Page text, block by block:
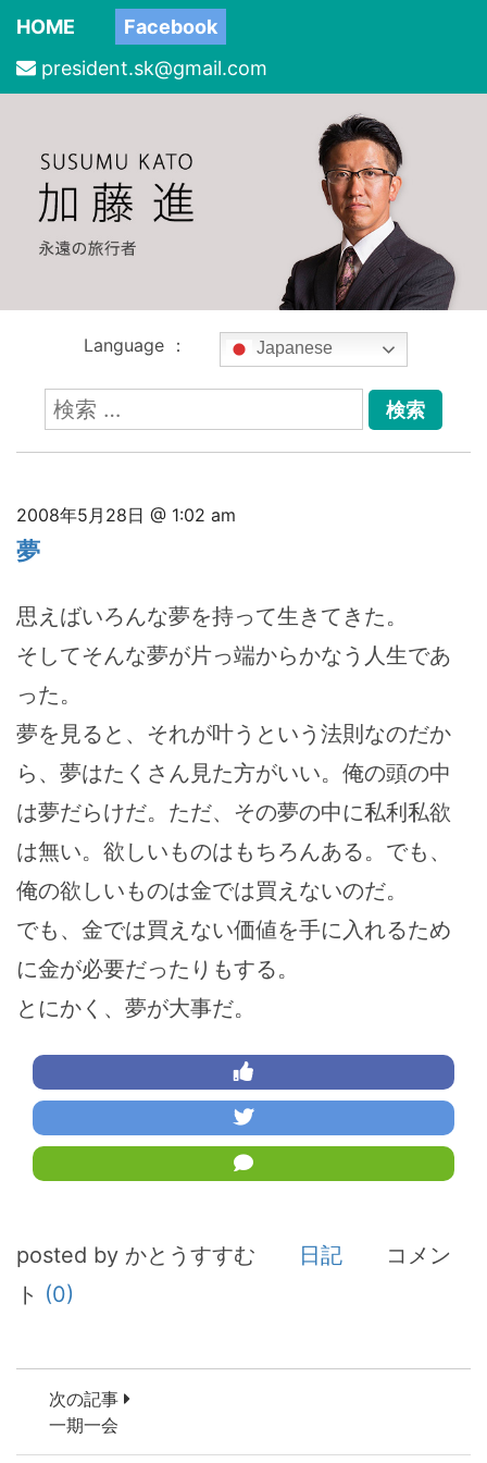
HOME
Facebook
president.sk@gmail.com
Language ： Japanese
検
索:
2008年5月28日 @ 1:02 am
夢
思えばいろんな夢を持って生きてきた。
そしてそんな夢が片っ端からかなう人生であ
った。
夢を見ると、それが叶うという法則なのだか
ら、夢はたくさん見た方がいい。俺の頭の中
は夢だらけだ。ただ、その夢の中に私利私欲
は無い。欲しいものはもちろんある。でも、
俺の欲しいものは金では買えないのだ。
でも、金では買えない価値を手に入れるため
に金が必要だったりもする。
とにかく、夢が大事だ。
posted by かとうすすむ 日記
コメン
ト (0)
次の記事
一期一会